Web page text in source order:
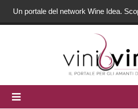
Un portale del network Wine Idea.